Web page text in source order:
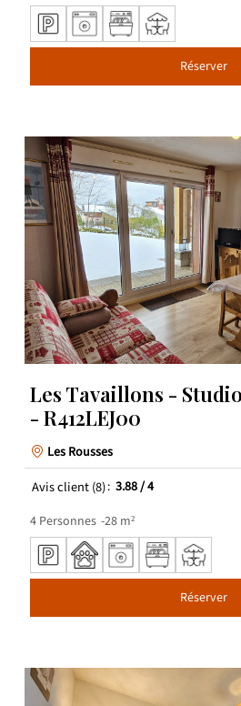
Réserver
Les Tavaillons -
- R412LEJ00
Les Rousses
Avis client(8) 3.88/ 4
4 Personnes 28 m²
Réserver